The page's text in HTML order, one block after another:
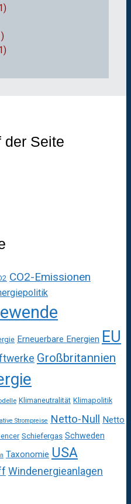
der Seite
CO2-Emissionen
Erneuerbare Energien EU
Großbritannien
Klimaneutralität Klimapolitik
Strompreise Netto-Null Netto
Schiefergas Schweden
Taxonomie USA
Windenergieanlagen